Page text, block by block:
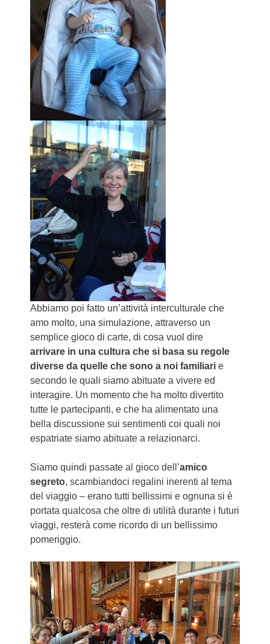
Abbiamo poi fatto un’attività interculturale che
amo molto, una simulazione, attraverso un
semplice gioco di carte, di cosa vuol dire
arrivare in una cultura che si basa su regole
diverse da quelle che sono a noi familiari e
secondo le quali siamo abituate a vivere ed
interagire. Un momento che ha molto divertito
tutte le partecipanti, e che ha alimentato una
bella discussione sui sentimenti coi quali noi
espatriate siamo abituate a relazionarci.
Siamo quindi passate al gioco dell’amico
segreto, scambiandoci regalini inerenti al tema
del viaggio – erano tutti bellissimi e ognuna si è
portata qualcosa che oltre di utilità durante i futuri
viaggi, resterà come ricordo di un bellissimo
pomeriggio.